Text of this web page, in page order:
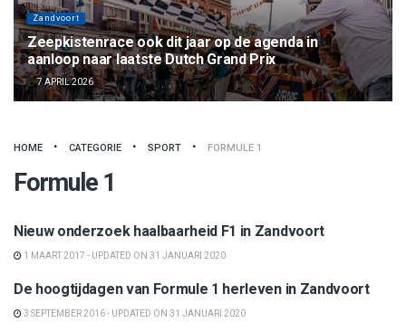
Zandvoort
Zeepkistenrace ook dit jaar op de agenda in
aanloop naar laatste Dutch Grand Prix
7 APRIL 2026
HOME CATEGORIE SPORT FORMULE 1
Formule 1
Nieuw onderzoek haalbaarheid F1 in Zandvoort
1 MAART 2017 - UPDATED ON 31 JANUARI 2020
De hoogtijdagen van Formule 1 herleven in Zandvoort
3 SEPTEMBER 2016 - UPDATED ON 31 JANUARI 2020